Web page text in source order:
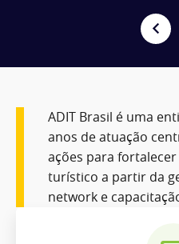
ADIT Brasil é uma
anos de atuação
ações para
turístico a partir da
network e